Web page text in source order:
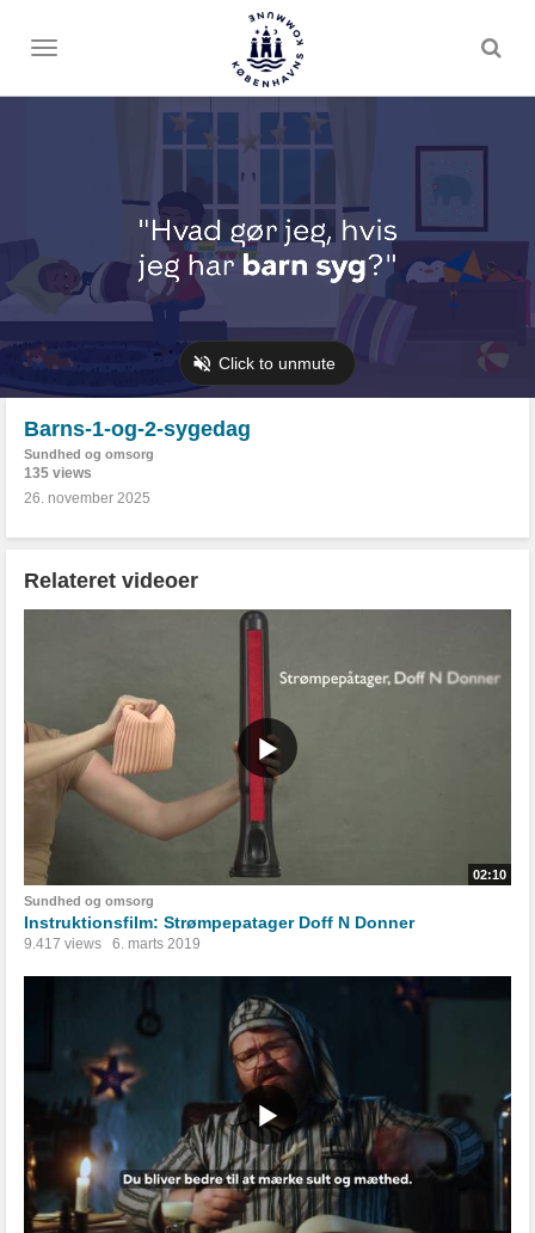
Toggle
Barns-1-og-2-sygedag
Sundhed og omsorg
135 views
26. november 2025
Relateret videoer
02:10
Sundhed og omsorg
Instruktionsfilm: Strømpepatager Doff N Donner
9.417 views 6. marts 2019